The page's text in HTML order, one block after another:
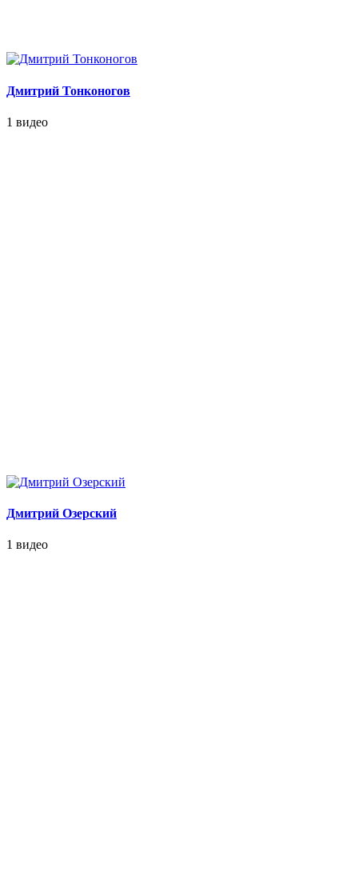
Дмитрий Тонконогов
1 видео
Дмитрий Озерский
1 видео